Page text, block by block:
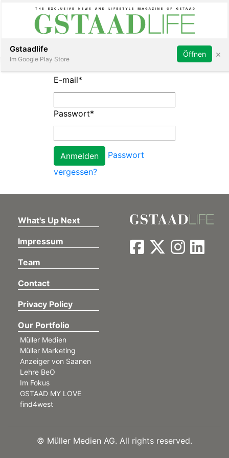
Subscribe Sign in
E-mail*
Passwort*
Passwort
vergessen?
What's Up Next
Impressum
Team
Contact
Privacy Policy
Our Portfolio
Müller Medien
Müller Marketing
Anzeiger von Saanen
Lehre BeO
Im Fokus
GSTAAD MY LOVE
find4west
© Müller Medien AG. All rights reserved.
Gstaadlife
Im Google Play Store
Öffnen ×